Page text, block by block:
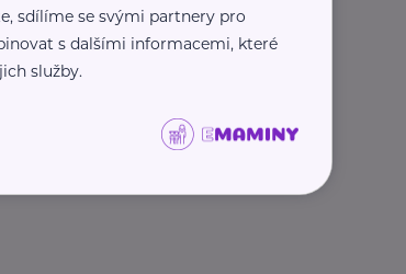
sdílíme se svými partnery pro
s dalšími informacemi, které
služby.